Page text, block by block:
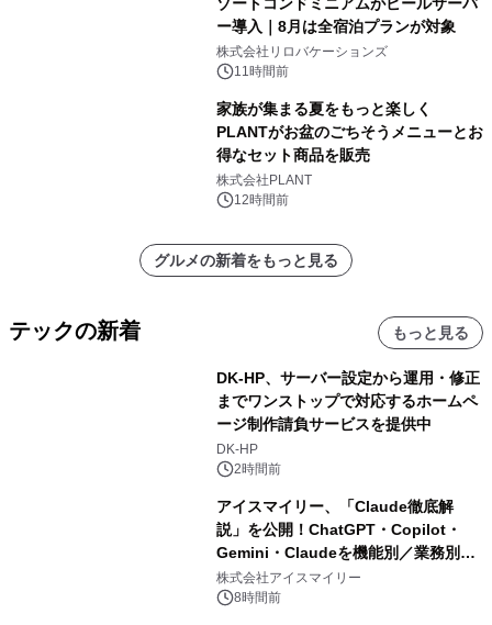
ー導入｜8月は全宿泊プランが対象
株式会社リロバケーションズ
11時間前
家族が集まる夏をもっと楽しく
PLANTがお盆のごちそうメニューとお
得なセット商品を販売
株式会社PLANT
12時間前
グルメの新着をもっと見る
テックの新着 もっと見る
DK-HP、サーバー設定から運用・修正
までワンストップで対応するホームペ
ージ制作請負サービスを提供中
DK-HP
2時間前
アイスマイリー、「Claude徹底解
説」を公開！ChatGPT・Copilot・
Gemini・Claudeを機能別／業務別に
比較―自社に合う生成AIの選び方がわ
かる実践ガイド
株式会社アイスマイリー
8時間前